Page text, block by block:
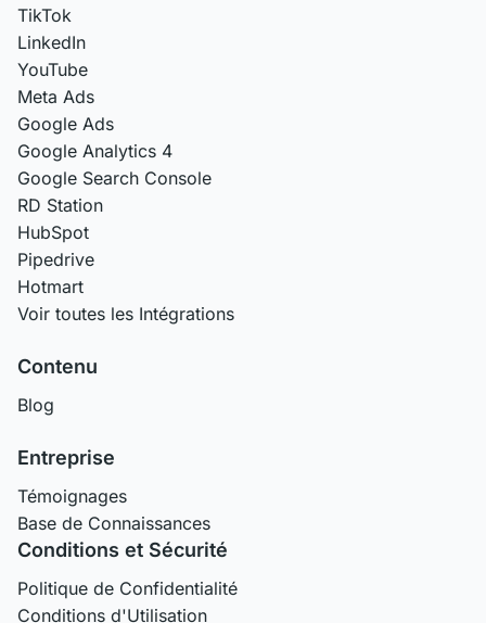
TikTok
LinkedIn
YouTube
Meta Ads
Google Ads
Google Analytics 4
Google Search Console
RD Station
HubSpot
Pipedrive
Hotmart
Voir toutes les Intégrations
Contenu
Blog
Entreprise
Témoignages
Base de Connaissances
Conditions et Sécurité
Politique de Confidentialité
Conditions d'Utilisation